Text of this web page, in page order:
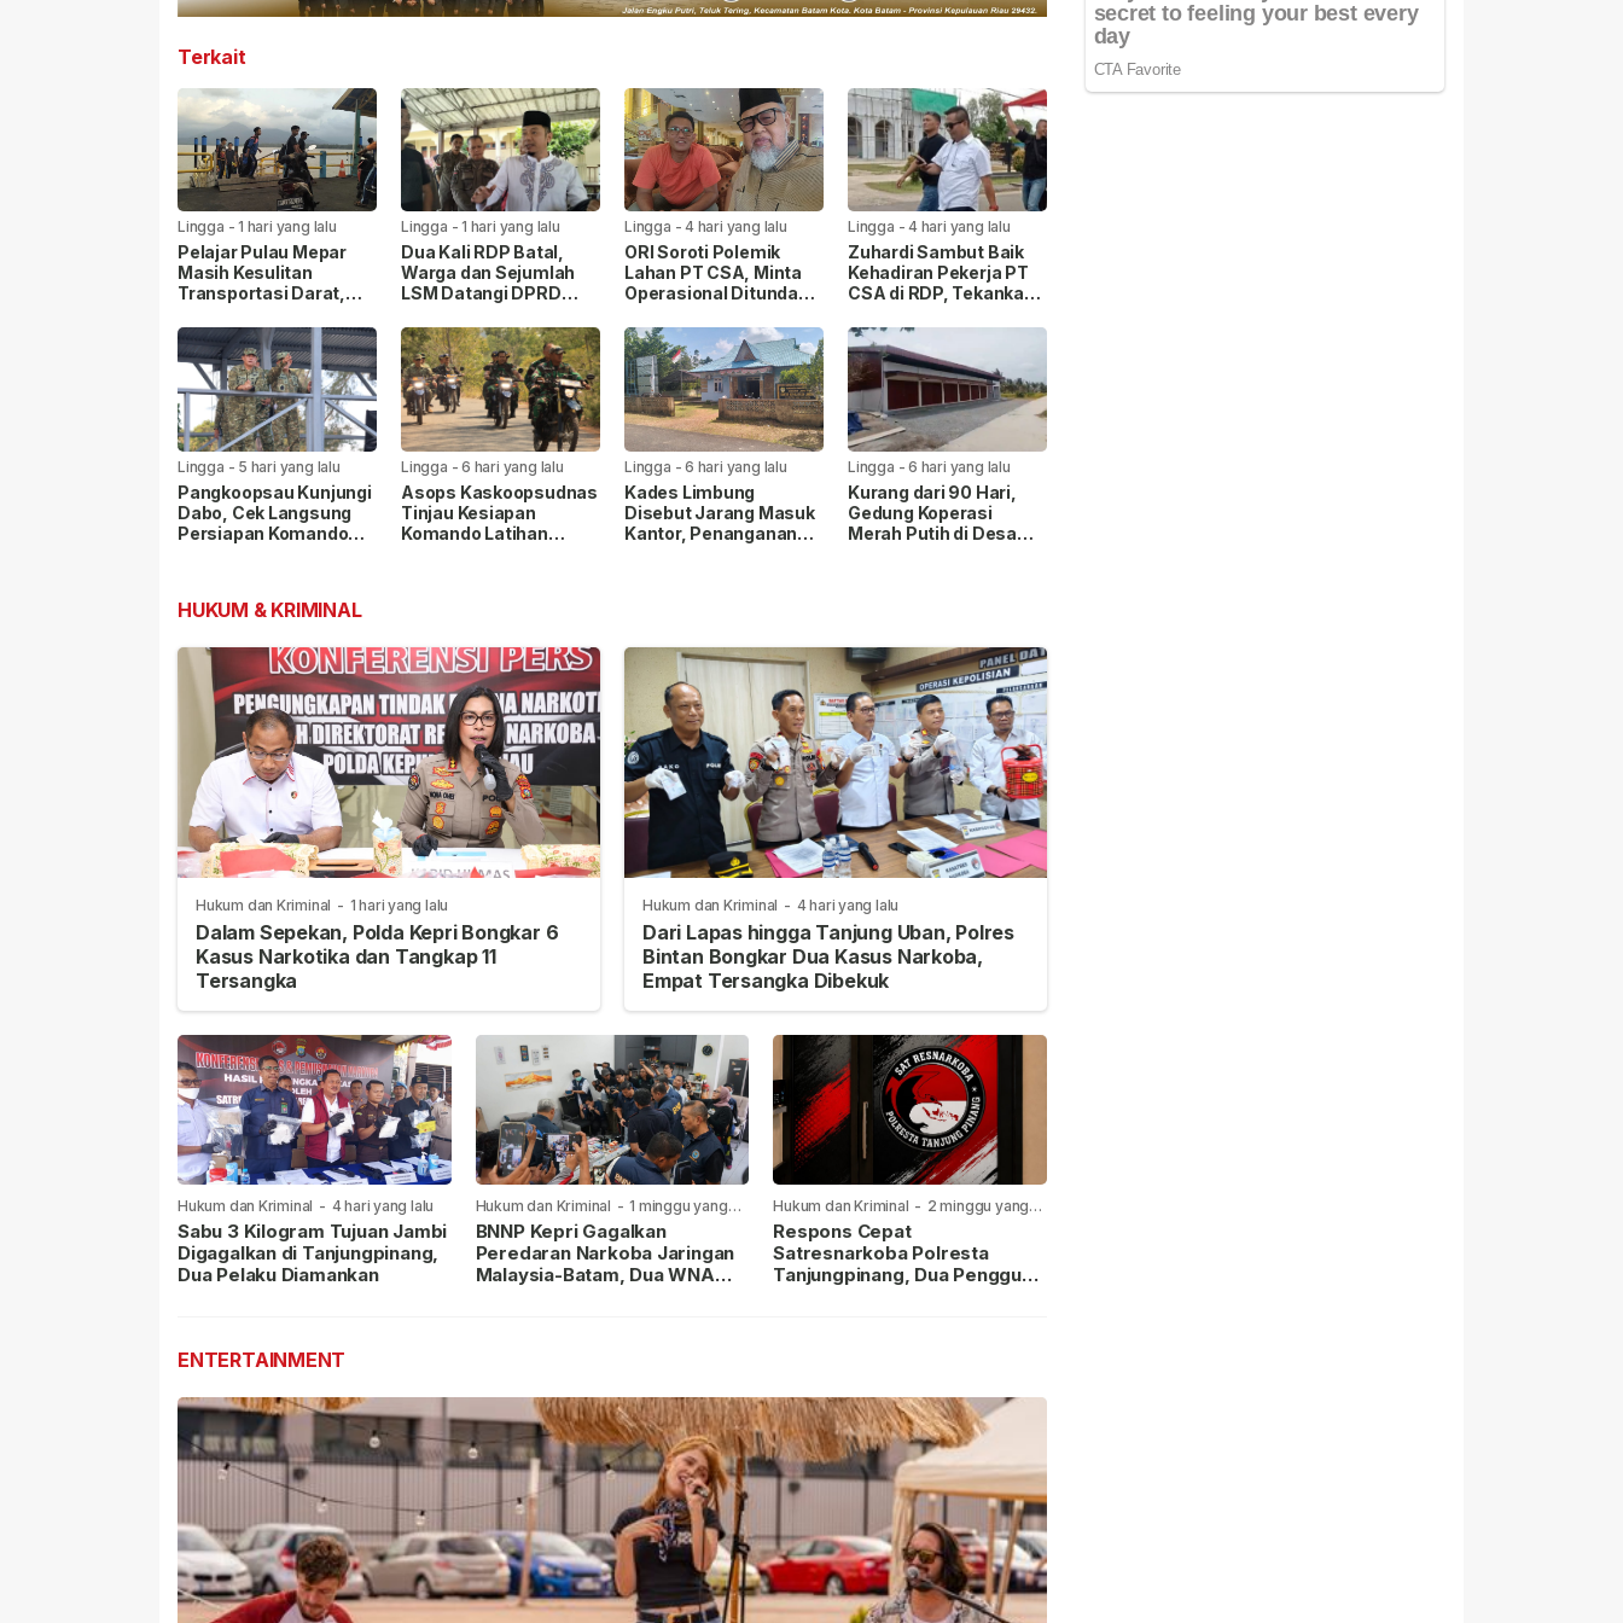
Terkait
Lingga -1 hari yang lalu
Pelajar Pulau Mepar
Masih Kesulitan
Transportasi Darat,
Turun Tangan
Lingga -1 hari yang lalu
Dua Kali RDP Batal,
Warga dan Sejumlah
LSM Datangi DPRD
Persoalan PT CSA
Lingga -4 hari yang lalu
ORI Soroti Polemik
Lahan PT CSA, Minta
Operasional Ditunda
Dipastikan
Lingga -4 hari yang lalu
Zuhardi Sambut Baik
Kehadiran Pekerja PT
CSA di RDP, Tekankan
Masyarakat
Lingga - 5 hari yang lalu
Pangkoopsau Kunjungi
Dabo, Cek Langsung
Persiapan Komando
Lingga -6 hari yang lalu
Asops Kaskoopsudnas
Tinjau Kesiapan
Komando Latihan
Lingga -6 hari yang lalu
Kades Limbung
Disebut Jarang Masuk
Kantor, Penanganan
Lingga -6 hari yang lalu
Kurang dari 90 Hari,
Gedung Koperasi
Merah Putih di Desa
HUKUM & KRIMINAL
Hukum dan Kriminal - 1 hari yang lalu
Dalam Sepekan, Polda Kepri Bongkar 6
Kasus Narkotika dan Tangkap 11
Tersangka
Hukum dan Kriminal - 4 hari yang lalu
Dari Lapas hingga Tanjung Uban, Polres
Bintan Bongkar Dua Kasus Narkoba,
Empat Tersangka Dibekuk
Hukum dan Kriminal - 4 hari yang lalu
Sabu 3 Kilogram Tujuan Jambi
Digagalkan di Tanjungpinang,
Dua Pelaku Diamankan
Hukum dan Kriminal - 1 minggu yang
lalu
BNNP Kepri Gagalkan
Peredaran Narkoba Jaringan
Malaysia-Batam, Dua WNA
Hukum dan Kriminal - 2 minggu yang
lalu
Respons Cepat
Satresnarkoba Polresta
Tanjungpinang, Dua Pengguna
ENTERTAINMENT